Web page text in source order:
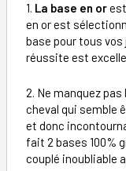
1. La base en or
en or est
base pour tous
réussite est
2. Ne manquez pas
cheval qui semble
et donc
fait 2 bases 100%
couplé inoubliable